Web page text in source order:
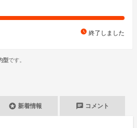
watch_later 終了しました
型です。
stars 新着情報 chat コメント